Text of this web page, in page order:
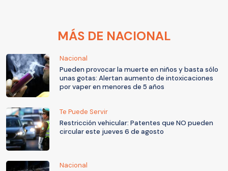
MÁS DE NACIONAL
Nacional
Pueden provocar la muerte en niños y basta sólo
unas gotas: Alertan aumento de intoxicaciones
por vaper en menores de 5 años
Te Puede Servir
Restricción vehicular: Patentes que NO pueden
circular este jueves 6 de agosto
Nacional